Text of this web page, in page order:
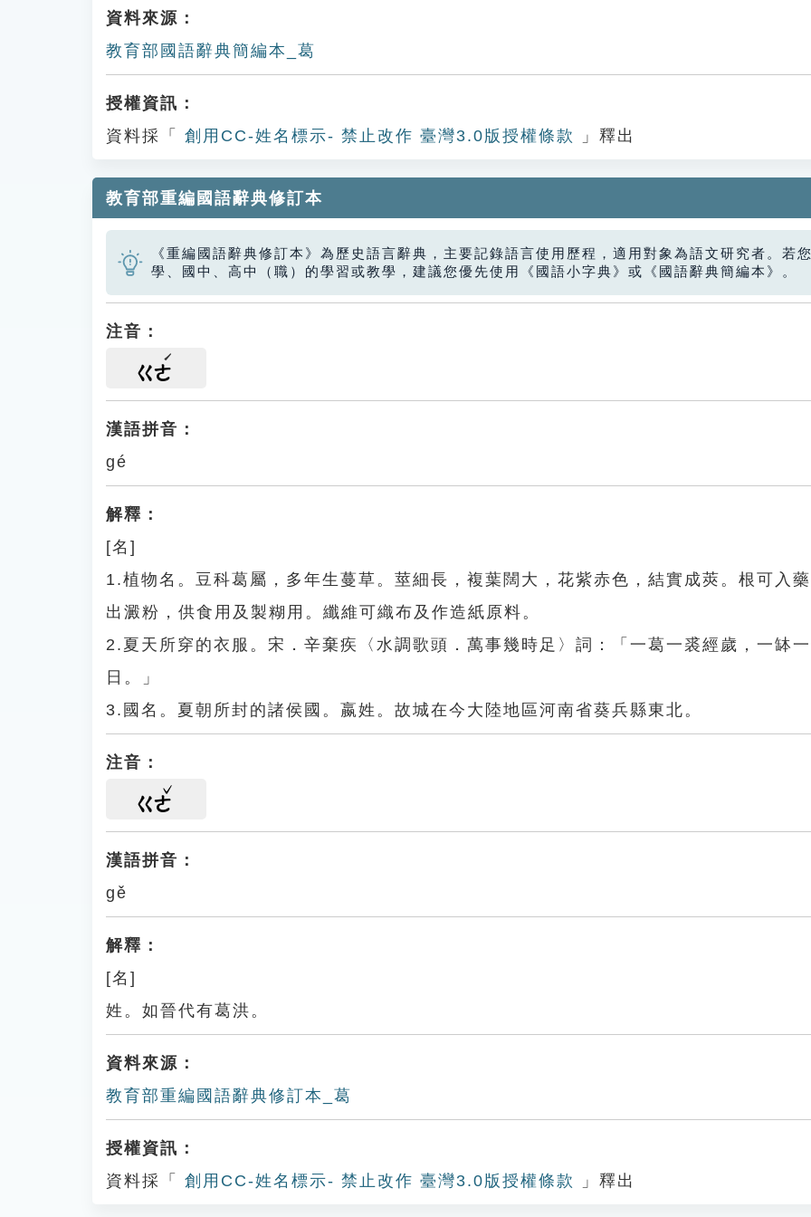
資料來源：
教育部國語辭典簡編本_葛
授權資訊：
資料採「
創用CC-姓名標示- 禁止改作 臺灣3.0版授權條款 」釋出
教育部重編國語辭典修訂本
《重編國語辭典修訂本》為歷史語言辭典，主要記錄語言使用歷程，適用對象為語文研究者。若
學、國中、高中（職）的學習或教學，建議您優先使用《國語小字典》或《國語辭典簡編本》。
注音：
ㄍㄜ
漢語拼音：
gé
解釋：
[名]
1.植物名。豆科葛屬，多年生蔓草。莖細長，複葉闊大，花紫赤色，結實成莢。根可入
出澱粉，供食用及製糊用。纖維可織布及作造紙原料。
2.夏天所穿的衣服。宋．辛棄疾〈水調歌頭．萬事幾時足〉詞：「一葛一裘經歲，一缽
日。」
3.國名。夏朝所封的諸侯國。嬴姓。故城在今大陸地區河南省葵兵縣東北。
注音：
ㄍㄜ
漢語拼音：
gě
解釋：
[名]
姓。如晉代有葛洪。
資料來源：
教育部重編國語辭典修訂本_葛
授權資訊：
資料採「
創用CC-姓名標示- 禁止改作 臺灣3.0版授權條款 」釋出